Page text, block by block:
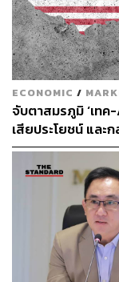
ECONOMIC /
จับตาสมรภูมิ ‘เทค
เสียประโยชน์ แล
5 ปีข้างหน้า